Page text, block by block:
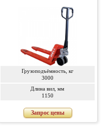
Грузоподъёмность, кг
3000
Длина вил, мм
1150
Запрос цены